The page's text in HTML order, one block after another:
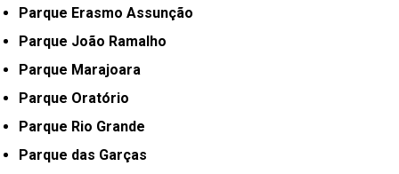
Parque Erasmo Assunção
Parque João Ramalho
Parque Marajoara
Parque Oratório
Parque Rio Grande
Parque das Garças